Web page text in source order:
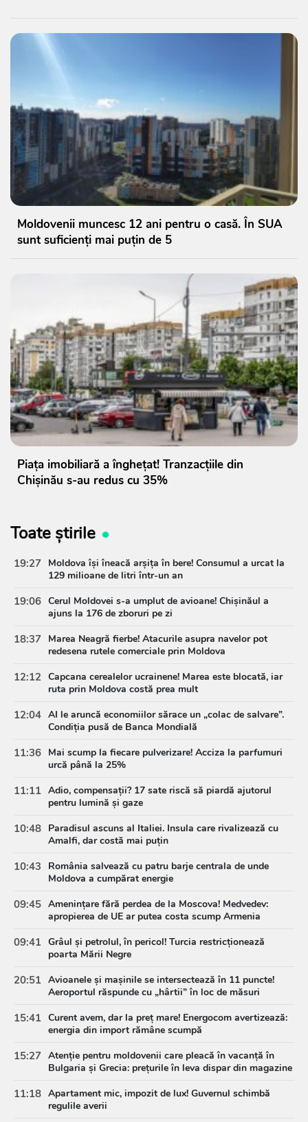
Moldovenii muncesc 12 ani pentru o casă. În SUA
sunt suficienți mai puțin de 5
Piața imobiliară a înghețat! Tranzacțiile din
Chișinău s-au redus cu 35%
Toate știrile
19:27 Moldova își îneacă arșița în bere! Consumul a urcat la
129 milioane de litri într-un an
19:06 Cerul Moldovei s-a umplut de avioane! Chișinăul a
ajuns la 176 de zboruri pe zi
18:37 Marea Neagră fierbe! Atacurile asupra navelor pot
redesena rutele comerciale prin Moldova
12:12 Capcana cerealelor ucrainene! Marea este blocată, iar
ruta prin Moldova costă prea mult
12:04 AI le aruncă economiilor sărace un „colac de salvare”.
Condiția pusă de Banca Mondială
11:36 Mai scump la fiecare pulverizare! Acciza la parfumuri
urcă până la 25%
11:11 Adio, compensații? 17 sate riscă să piardă ajutorul
pentru lumină și gaze
10:48 Paradisul ascuns al Italiei. Insula care rivalizează cu
Amalfi, dar costă mai puțin
10:43
România salvează cu patru barje centrala de unde
Moldova a cumpărat energie
09:45 Amenințare fără perdea de la Moscova! Medvedev:
apropierea de UE ar putea costa scump Armenia
09:41 Grâul și petrolul, în pericol! Turcia restricționează
poarta Mării Negre
20:51 Avioanele și mașinile se intersectează în 11 puncte!
Aeroportul răspunde cu „hârtii” în loc de măsuri
15:41 Curent avem, dar la preț mare! Energocom avertizează:
energia din import rămâne scumpă
15:27 Atenție pentru moldovenii care pleacă în vacanță în
Bulgaria și Grecia: prețurile în leva dispar din magazine
11:18 Apartament mic, impozit de lux! Guvernul schimbă
regulile averii